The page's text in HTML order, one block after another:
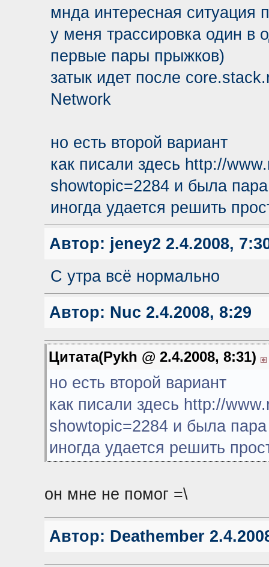
мнда интересная ситуация
у меня трассировка один в
первые пары прыжков)
затык идет после
Network
но есть второй вариант
как писали здесь http://
showtopic=2284и была пара
иногда удается решить
Автор: jeney2 2.4.2008,
С утра всё нормально
Автор: Nuc 2.4.2008, 8:29
Цитата(Pykh @ 2.4.2008, 8:31)
но есть второй вариант
как писали здесь http://
showtopic=2284и была пара
иногда удается решить
он мне не помог =\
Автор: Deathember